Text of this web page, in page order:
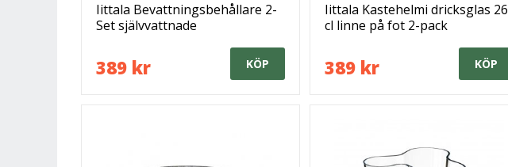
Iittala Bevattningsbehållare 2-
Set självvattnade
389 kr KÖP
Iittala Kastehelmi dricksglas 26
cl linne på fot 2-pack
389 kr KÖP